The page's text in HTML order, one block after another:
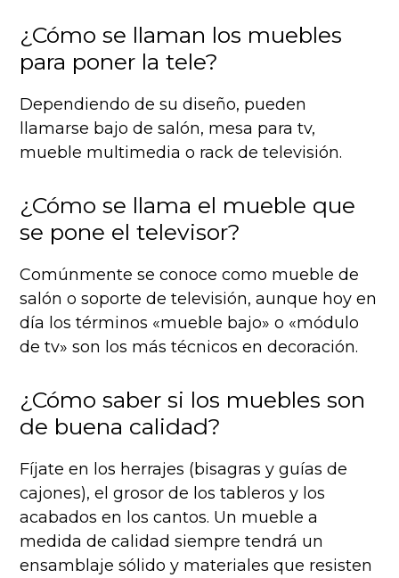
¿Cómo se llaman los muebles
para poner la tele?
Dependiendo de su diseño, pueden
llamarse bajo de salón, mesa para tv,
mueble multimedia o rack de televisión.
¿Cómo se llama el mueble que
se pone el televisor?
Comúnmente se conoce como mueble de
salón o soporte de televisión, aunque hoy en
día los términos «mueble bajo» o «módulo
de tv» son los más técnicos en decoración.
¿Cómo saber si los muebles son
de buena calidad?
Fíjate en los herrajes (bisagras y guías de
cajones), el grosor de los tableros y los
acabados en los cantos. Un mueble a
medida de calidad siempre tendrá un
ensamblaje sólido y materiales que resisten